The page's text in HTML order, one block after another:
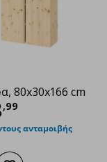
80x30x166 cm
,99
ανταμοιβής